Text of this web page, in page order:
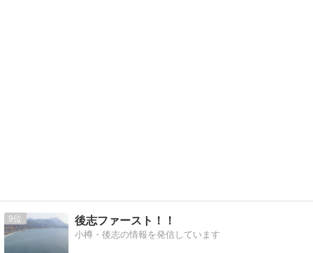
9 後志ファースト！！
小樽・後志の情報を発信しています